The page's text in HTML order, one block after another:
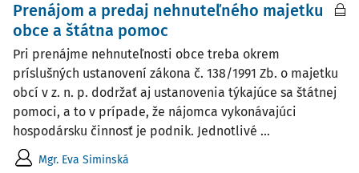
Prenájom a predaj nehnuteľného majetku
obce a štátna pomoc
Pri prenájme nehnuteľnosti obce treba okrem
príslušných ustanovení zákona č. 138/1991 Zb. o majetku
obcí v z. n. p. dodržať aj ustanovenia týkajúce sa štátnej
pomoci, a to v prípade, že nájomca vykonávajúci
hospodársku činnosť je podnik. Jednotlivé ...
Mgr. Eva Siminská